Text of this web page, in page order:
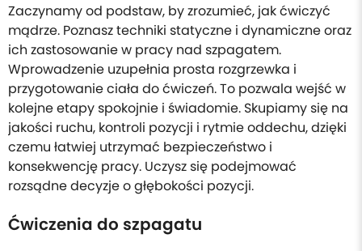
Zaczynamy od podstaw, by zrozumieć, jak ćwiczyć
mądrze. Poznasz techniki statyczne i dynamiczne oraz
ich zastosowanie w pracy nad szpagatem.
Wprowadzenie uzupełnia prosta rozgrzewka i
przygotowanie ciała do ćwiczeń. To pozwala wejść w
kolejne etapy spokojnie i świadomie. Skupiamy się na
jakości ruchu, kontroli pozycji i rytmie oddechu, dzięki
czemu łatwiej utrzymać bezpieczeństwo i
konsekwencję pracy. Uczysz się podejmować
rozsądne decyzje o głębokości pozycji.
Ćwiczenia do szpagatu